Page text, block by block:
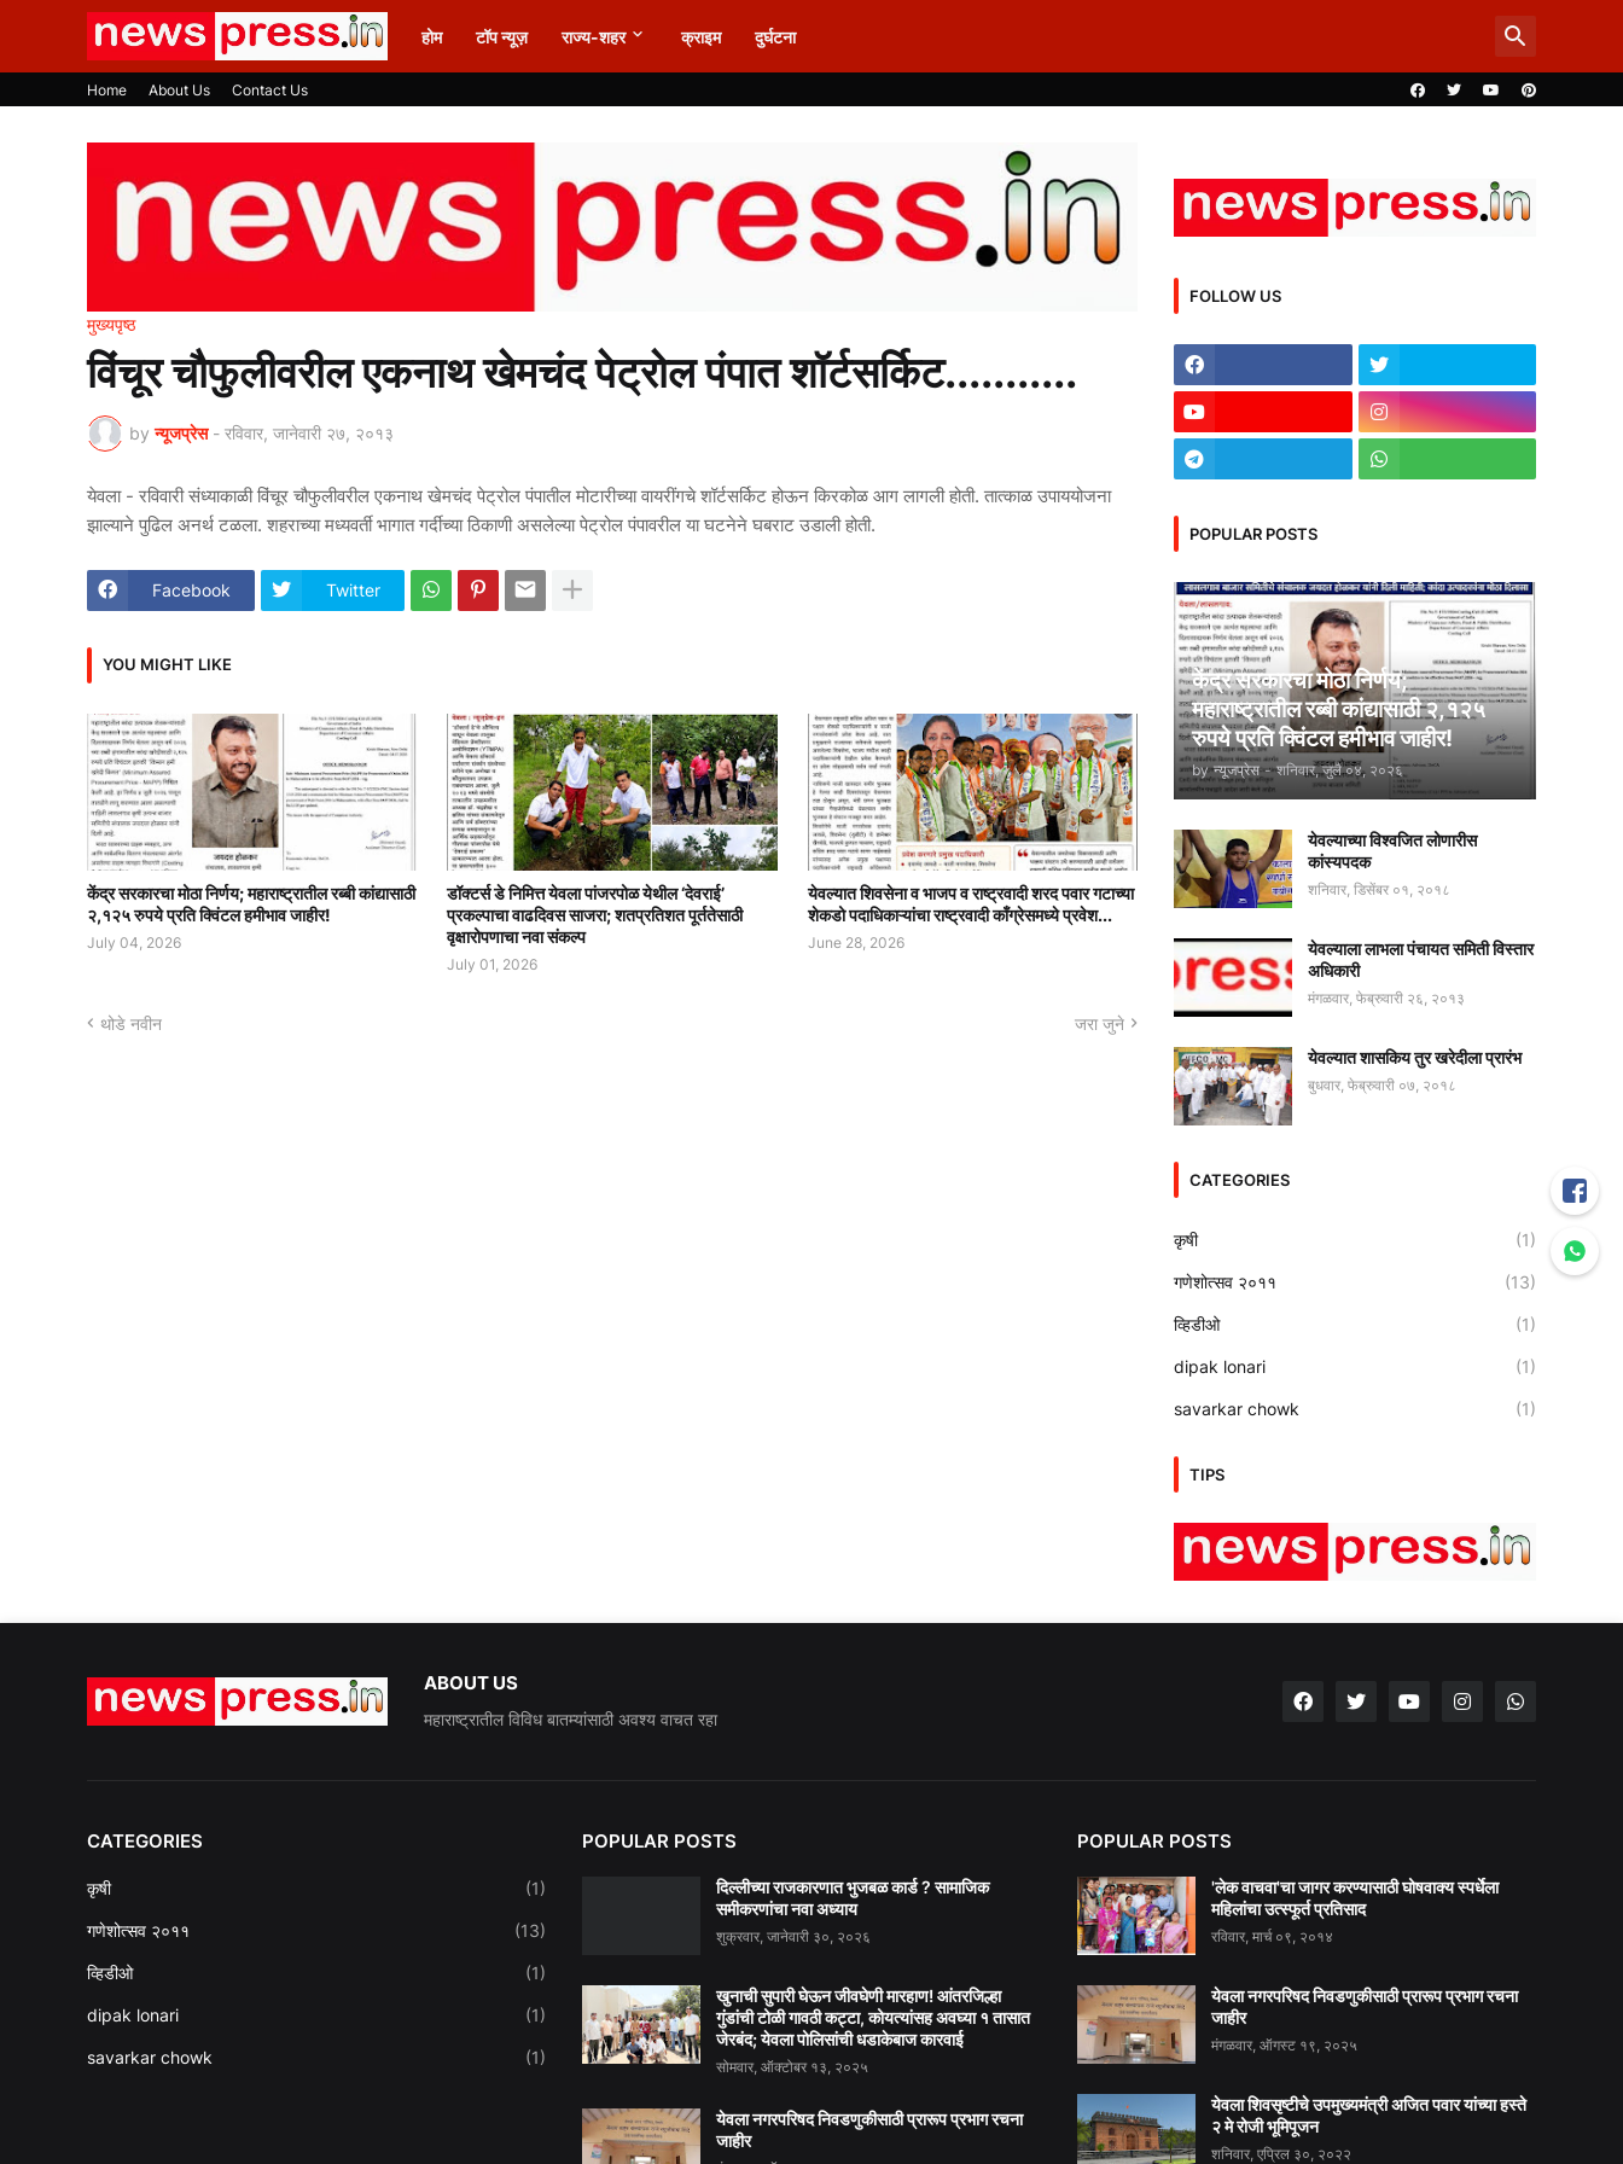
होम टॉप न्यूज़ राज्य-शहर क्राइम दुर्घटना
Home About Us Contact Us
मुख्यपृष्ठ
विंचूर चौफुलीवरील एकनाथ खेमचंद पेट्रोल पंपात शॉर्टसर्किट...........
by न्यूजप्रेस - रविवार, जानेवारी २७, २०१३
येवला - रविवारी संध्याकाळी विंचूर चौफुलीवरील एकनाथ खेमचंद पेट्रोल पंपातील मोटारीच्या वायरींगचे शॉर्टसर्किट होऊन किरकोळ आग लागली होती. तात्काळ उपाययोजना
झाल्याने पुढिल अनर्थ टळला. शहराच्या मध्यवर्ती भागात गर्दीच्या ठिकाणी असलेल्या पेट्रोल पंपावरील या घटनेने घबराट उडाली होती.
Facebook Twitter
YOU MIGHT LIKE
केंद्र सरकारचा मोठा निर्णय; महाराष्ट्रातील रब्बी कांद्यासाठी
२,१२५ रुपये प्रति क्विंटल हमीभाव जाहीर!
July 04, 2026
डॉक्टर्स डे निमित्त येवला पांजरपोळ येथील ‘देवराई’
प्रकल्पाचा वाढदिवस साजरा; शतप्रतिशत पूर्ततेसाठी
वृक्षारोपणाचा नवा संकल्प
July 01, 2026
येवल्यात शिवसेना व भाजप व राष्ट्रवादी शरद पवार गटाच्या
शेकडो पदाधिकाऱ्यांचा राष्ट्रवादी काँग्रेसमध्ये प्रवेश...
June 28, 2026
थोडे नवीन जरा जुने
FOLLOW US
POPULAR POSTS
केंद्र सरकारचा मोठा निर्णय;
महाराष्ट्रातील रब्बी कांद्यासाठी २,१२५
रुपये प्रति क्विंटल हमीभाव जाहीर!
by न्यूजप्रेस - शनिवार, जुलै ०४, २०२६
येवल्याच्या विश्वजित लोणारीस
कांस्यपदक
शनिवार, डिसेंबर ०१, २०१८
येवल्याला लाभला पंचायत समिती विस्तार
अधिकारी
मंगळवार, फेब्रुवारी २६, २०१३
येवल्यात शासकिय तुर खरेदीला प्रारंभ
बुधवार, फेब्रुवारी ०७, २०१८
CATEGORIES
कृषी (1)
गणेशोत्सव २०११ (13)
व्हिडीओ (1)
dipak lonari (1)
savarkar chowk (1)
TIPS
ABOUT US
महाराष्ट्रातील विविध बातम्यांसाठी अवश्य वाचत रहा
CATEGORIES
कृषी (1)
गणेशोत्सव २०११ (13)
व्हिडीओ (1)
dipak lonari (1)
savarkar chowk (1)
POPULAR POSTS
दिल्लीच्या राजकारणात भुजबळ कार्ड ? सामाजिक
समीकरणांचा नवा अध्याय
शुक्रवार, जानेवारी ३०, २०२६
खुनाची सुपारी घेऊन जीवघेणी मारहाण! आंतरजिल्हा
गुंडांची टोळी गावठी कट्टा, कोयत्यांसह अवघ्या १ तासात
जेरबंद; येवला पोलिसांची धडाकेबाज कारवाई
सोमवार, ऑक्टोबर १३, २०२५
येवला नगरपरिषद निवडणुकीसाठी प्रारूप प्रभाग रचना
जाहीर
POPULAR POSTS
'लेक वाचवा'चा जागर करण्यासाठी घोषवाक्य स्पर्धेला
महिलांचा उत्स्फूर्त प्रतिसाद
रविवार, मार्च ०९, २०१४
येवला नगरपरिषद निवडणुकीसाठी प्रारूप प्रभाग रचना
जाहीर
मंगळवार, ऑगस्ट १९, २०२५
येवला शिवसृष्टीचे उपमुख्यमंत्री अजित पवार यांच्या हस्ते
२ मे रोजी भूमिपूजन
शनिवार, एप्रिल ३०, २०२२